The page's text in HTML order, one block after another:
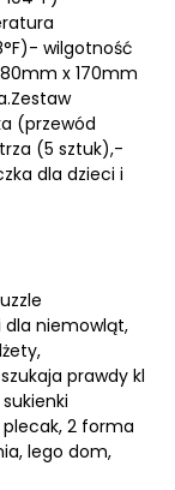
wilgotność
x 170mm
(przewód
(5 sztuk),-
dla dzieci i
dla niemowląt,
prawdy kl
2 forma
lego dom,